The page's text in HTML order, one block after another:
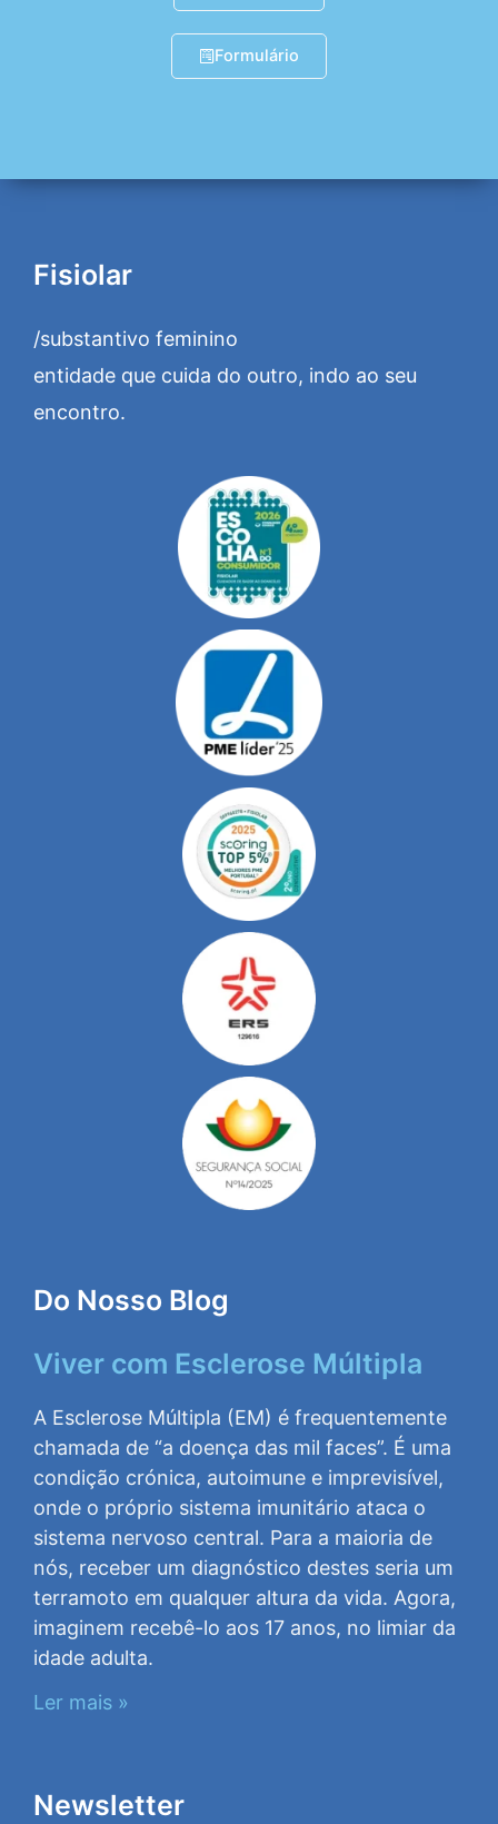
Formulário
Fisiolar
/substantivo feminino
entidade que cuida do outro, indo ao seu
encontro.
Do Nosso Blog
Viver com Esclerose Múltipla
A Esclerose Múltipla (EM) é frequentemente
chamada de “a doença das mil faces”. É uma
condição crónica, autoimune e imprevisível,
onde o próprio sistema imunitário ataca o
sistema nervoso central. Para a maioria de
nós, receber um diagnóstico destes seria um
terramoto em qualquer altura da vida. Agora,
imaginem recebê-lo aos 17 anos, no limiar da
idade adulta.
Ler mais »
Newsletter